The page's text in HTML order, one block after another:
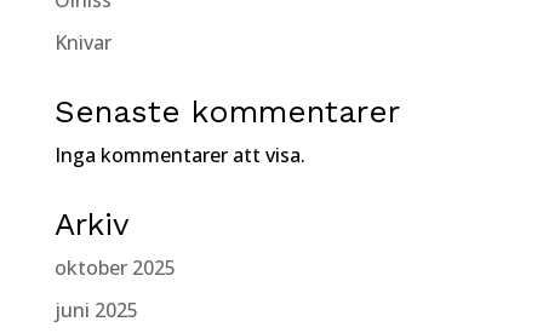
Knivar
Senaste kommentarer
Inga kommentarer att visa.
Arkiv
oktober 2025
juni 2025